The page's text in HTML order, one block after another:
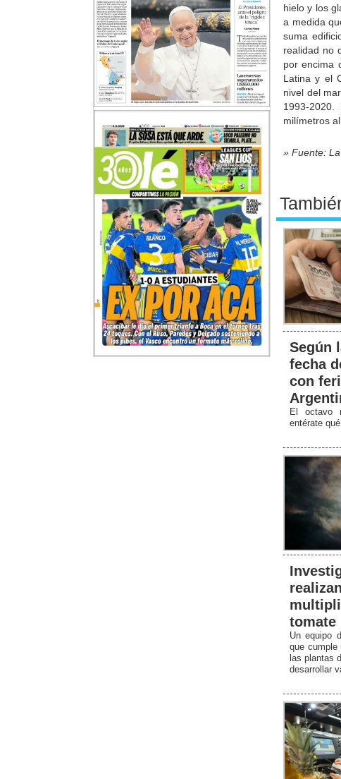
hielo y los
a medida
suma
realidad no
por encima
Latina y el
nivel del
1993-
milímetros al
» Fuente:
Según
fecha
con
El octavo
entérate
tomate
Un equipo
que cumple
las plantas
desarrollar